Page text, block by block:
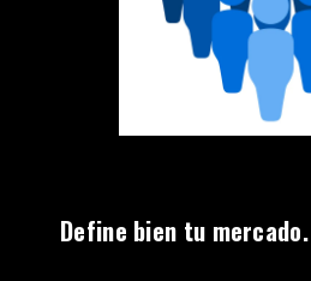
Define bien tu mercado.